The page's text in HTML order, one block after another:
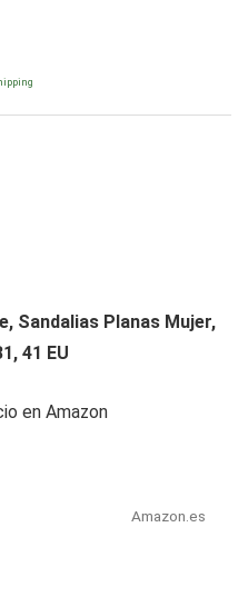
Sandalias Planas Mujer,
41 EU
en Amazon
Amazon.es